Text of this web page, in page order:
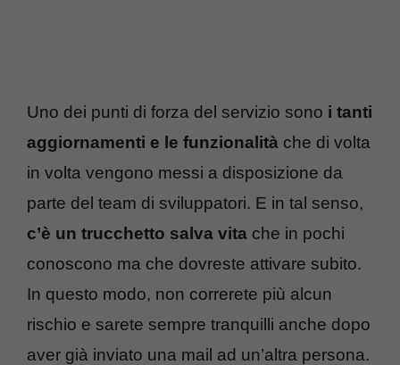
Uno dei punti di forza del servizio sono i tanti
aggiornamenti e le funzionalità che di volta
in volta vengono messi a disposizione da
parte del team di sviluppatori. E in tal senso,
c’è un trucchetto salva vita che in pochi
conoscono ma che dovreste attivare subito.
In questo modo, non correrete più alcun
rischio e sarete sempre tranquilli anche dopo
aver già inviato una mail ad un’altra persona.